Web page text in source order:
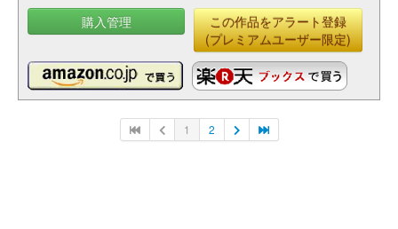
購入管理
この作品をアラート登録
(プレミアムユーザー限定)
1 2